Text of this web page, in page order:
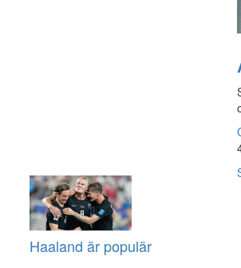
Haaland är populär